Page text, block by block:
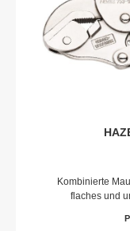
Kombinierte
flaches und